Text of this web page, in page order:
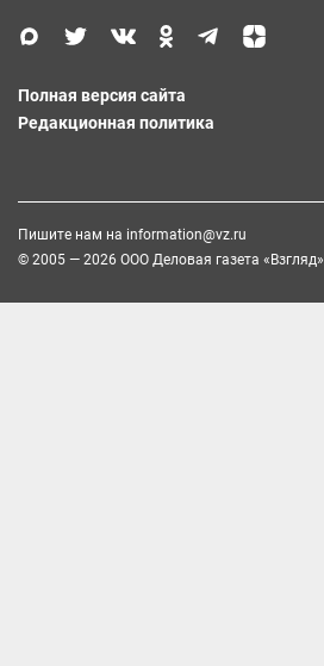
Полная версия сайта
Редакционная политика
Пишите нам на information@vz.ru
© 2005 — 2026 ООО Деловая газета «Взгляд»